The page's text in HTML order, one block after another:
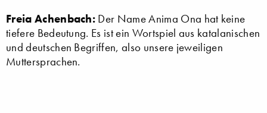
Freia Achenbach: Der Name Anima Ona hat keine
tiefere Bedeutung. Es ist ein Wortspiel aus katalanischen
und deutschen Begriffen, also unsere jeweiligen
Muttersprachen.